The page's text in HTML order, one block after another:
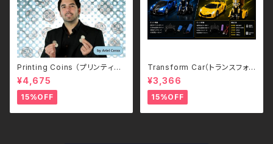
Printing Coins （プリンティン
グ・コイン）
¥4,675
15%OFF
Transform Car（トランスフォ
ームカー）｜ボタンひとつで瞬間
変形！スポーツカー＆ロボット 2
WAYラジコン（2.4GHz・USB充
電式）
¥3,366
15%OFF